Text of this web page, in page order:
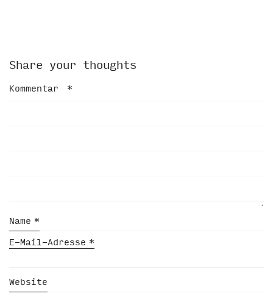
Share your thoughts
Kommentar *
Name *
E-Mail-Adresse *
Website